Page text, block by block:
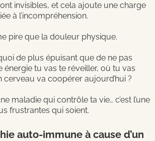
invisibles, et cela ajoute une charge
à l’incompréhension.
pire que la douleur physique.
de plus épuisant que de ne pas
énergie tu vas te réveiller, où tu vas
cerveau va coopérer aujourd’hui ?
maladie qui contrôle ta vie… c’est l’une
frustrantes qui soient.
auto-immune à cause d’un